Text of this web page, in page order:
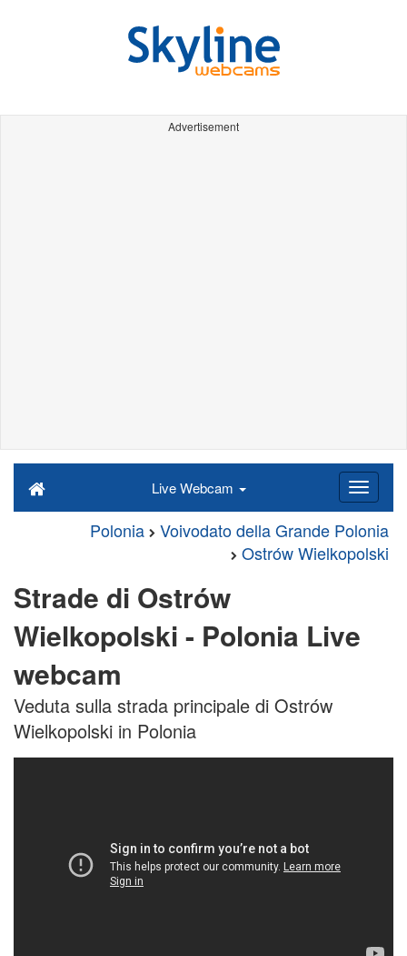
Advertisement
Live Webcam
Polonia
Voivodato della Grande Polonia
Ostrów Wielkopolski
Strade di Ostrów
Wielkopolski - Polonia Live
webcam
Veduta sulla strada principale di Ostrów
Wielkopolski in Polonia